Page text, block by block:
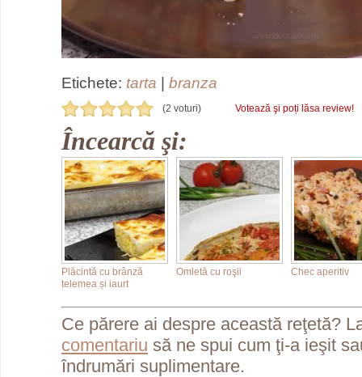
Etichete: tarta | branza
(2 voturi) Votează şi poți lăsa review!
Încearcă şi:
Plăcintă cu brânză
telemea și iaurt
Omletă cu roşii Chec aperitiv
Ce părere ai despre această reţetă?
comentariu să ne spui cum ţi-a ieşit
îndrumări suplimentare.